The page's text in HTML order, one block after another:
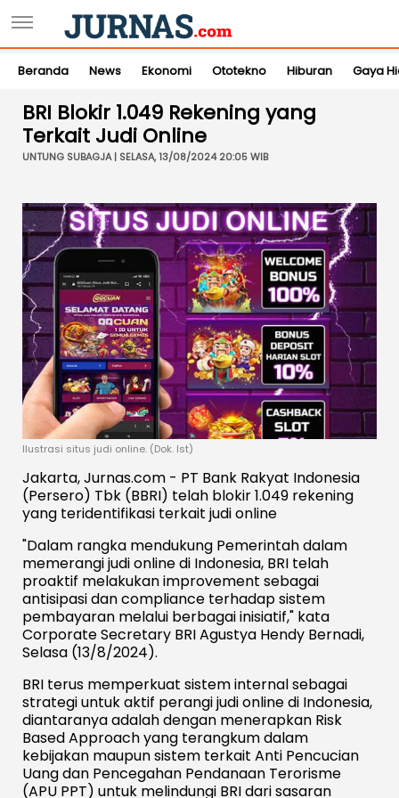
Beranda News Ekonomi Ototekno Hiburan Gaya
BRI Blokir 1.049 Rekening yang
Terkait Judi Online
UNTUNG SUBAGJA | SELASA, 13/08/2024 20:05 WIB
Ilustrasi situs judi online. (Dok. Ist)
Jakarta, Jurnas.com - PT Bank Rakyat Indonesia
(Persero) Tbk (BBRI) telah blokir 1.049 rekening
yang teridentifikasi terkait judi online
"Dalam rangka mendukung Pemerintah dalam
memerangi judi online di Indonesia, BRI telah
proaktif melakukan improvement sebagai
antisipasi dan compliance terhadap sistem
pembayaran melalui berbagai inisiatif," kata
Corporate Secretary BRI Agustya Hendy Bernadi,
Selasa (13/8/2024).
BRI terus memperkuat sistem internal sebagai
strategi untuk aktif perangi judi online di Indonesia,
diantaranya adalah dengan menerapkan Risk
Based Approach yang terangkum dalam
kebijakan maupun sistem terkait Anti Pencucian
Uang dan Pencegahan Pendanaan Terorisme
(APU PPT) untuk melindungi BRI dari sasaran